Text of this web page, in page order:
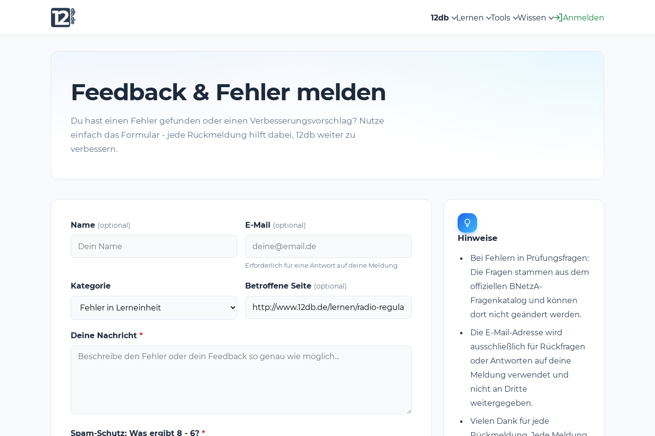
12db Lernen Tools Wissen Anmelden
Feedback & Fehler melden
Du hast einen Fehler gefunden oder einen Verbesserungsvorschlag? Nutze
einfach das Formular - jede Rückmeldung hilft dabei, 12db weiter zu
verbessern.
Name (optional) E-Mail (optional)
Erforderlich für eine Antwort auf deine Meldung.
Kategorie Betroffene Seite (optional)
Deine Nachricht *
Spam-Schutz: Was ergibt 8 - 6? *
Hinweise
Bei Fehlern in Prüfungsfragen:
Die Fragen stammen aus dem
offiziellen BNetzA-
Fragenkatalog und können
dort nicht geändert werden.
Die E-Mail-Adresse wird
ausschließlich für Rückfragen
oder Antworten auf deine
Meldung verwendet und
nicht an Dritte
weitergegeben.
Vielen Dank für jede